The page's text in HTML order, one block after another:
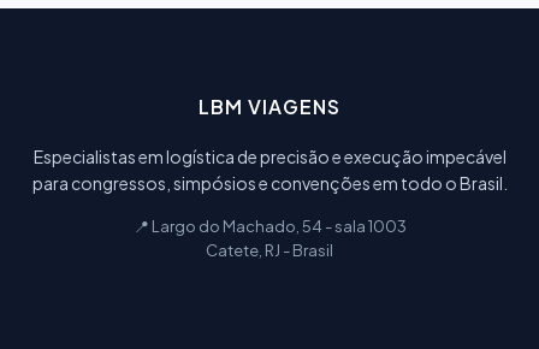
LBM VIAGENS
Especialistas em logística de precisão e execução impecável
para congressos, simpósios e convenções em todo o Brasil.
📍 Largo do Machado, 54 - sala 1003
Catete, RJ - Brasil